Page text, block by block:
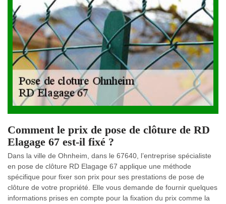
Comment le prix de pose de clôture de RD
Elagage 67 est-il fixé ?
Dans la ville de Ohnheim, dans le 67640, l’entreprise spécialiste
en pose de clôture RD Elagage 67 applique une méthode
spécifique pour fixer son prix pour ses prestations de pose de
clôture de votre propriété. Elle vous demande de fournir quelques
informations prises en compte pour la fixation du prix comme la